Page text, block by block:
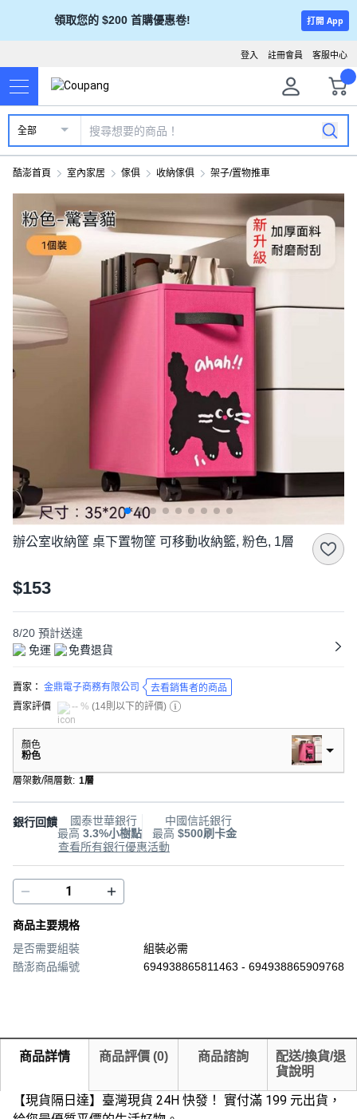
領取您的 $200 首購優惠卷! 打開 App
客服中心
註冊會員
登入
全部
酷澎首頁 室內家居 傢俱 收納傢俱 架子/置物推車
辦公室收納筐 桌下置物筐 可移動收納籃, 粉色, 1層
$153
8/20 預計送達
免運
免費退貨
賣家： 金鼎電子商務有限公司
去看銷售者的商品
賣家評價
-- % (14則以下的評價)
顏色
粉色
層架數/隔層數: 1層
銀行回饋
國泰世華銀行
最高 3.3%小樹點
中國信託銀行
最高 $500刷卡金
查看所有銀行優惠活動
商品主要規格
是否需要組裝
組裝必需
酷澎商品編號
694938865811463 - 694938865909768
商品詳情 商品評價 (0) 商品諮詢
配送/換貨/退
貨說明
【現貨隔日達】臺灣現貨 24H 快發！ 實付滿 199 元出貨，